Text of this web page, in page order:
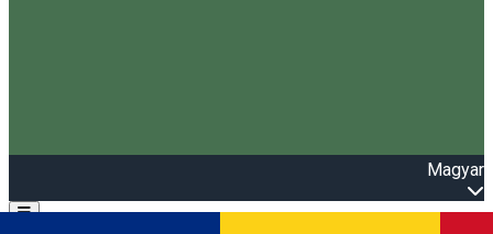
Magyar
Open main menu